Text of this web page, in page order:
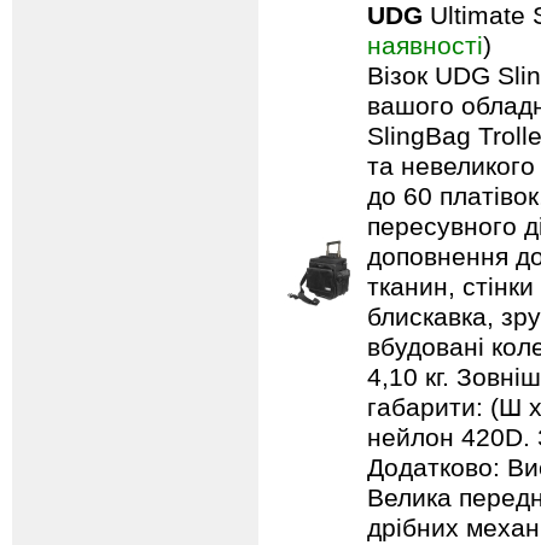
UDG Ultimate
наявності)
Візок UDG
вашого
SlingBag
та
до 60
пересувного
доповнення
тканин,
блискавка,
вбудовані
4,10 кг.
габарити: (Ш
нейлон 420D.
Додатково:
Велика
дрібних